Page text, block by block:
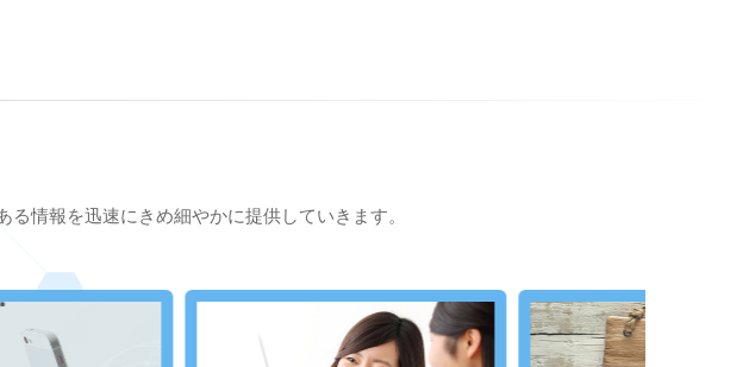
情報を迅速にきめ細やかに提供していきます。